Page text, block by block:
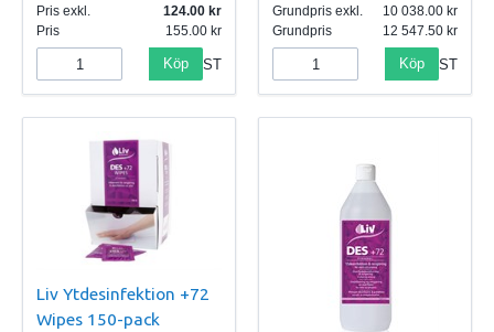
Pris exkl.
124.00
Pris
155.00
Köp ST
Grundpris exkl.
10 038.00
Grundpris
12 547.50
Köp ST
Liv Ytdesinfektion +72
Wipes 150-pack